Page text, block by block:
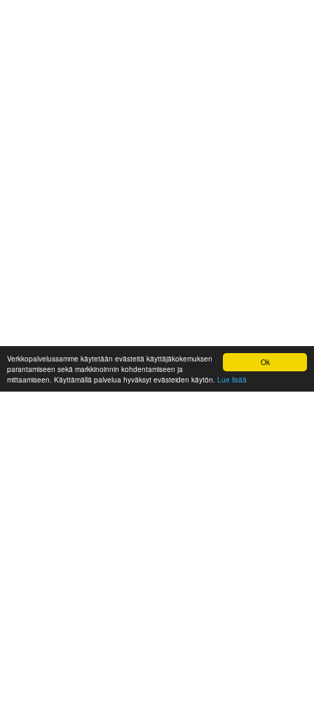
Ok
Verkkopalvelussamme käytetään evästeitä käyttäjäkokemuksen
parantamiseen sekä markkinoinnin kohdentamiseen ja
mittaamiseen. Käyttämällä palvelua hyväksyt evästeiden käytön. Lue lisää